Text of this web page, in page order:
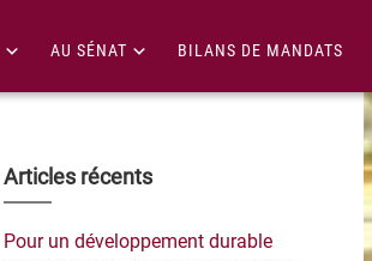
AU SÉNAT BILANS DE MANDATS
Barre
latérale
Articles récents
Pour un développement durable